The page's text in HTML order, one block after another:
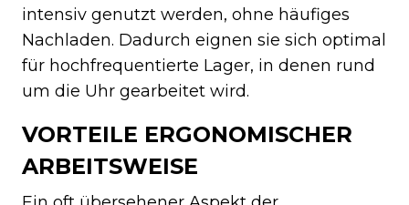
intensiv genutzt werden, ohne häufiges
Nachladen. Dadurch eignen sie sich optimal
für hochfrequentierte Lager, in denen rund
um die Uhr gearbeitet wird.
VORTEILE ERGONOMISCHER
ARBEITSWEISE